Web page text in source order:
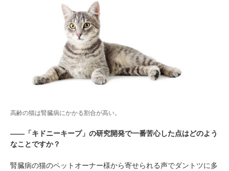
高齢の猫は腎臓病にかかる割合が高い。
――「キドニーキープ」の研究開発で一番苦心した点はどのよう
なことですか？
腎臓病の猫のペットオーナー様から寄せられる声でダントツに多